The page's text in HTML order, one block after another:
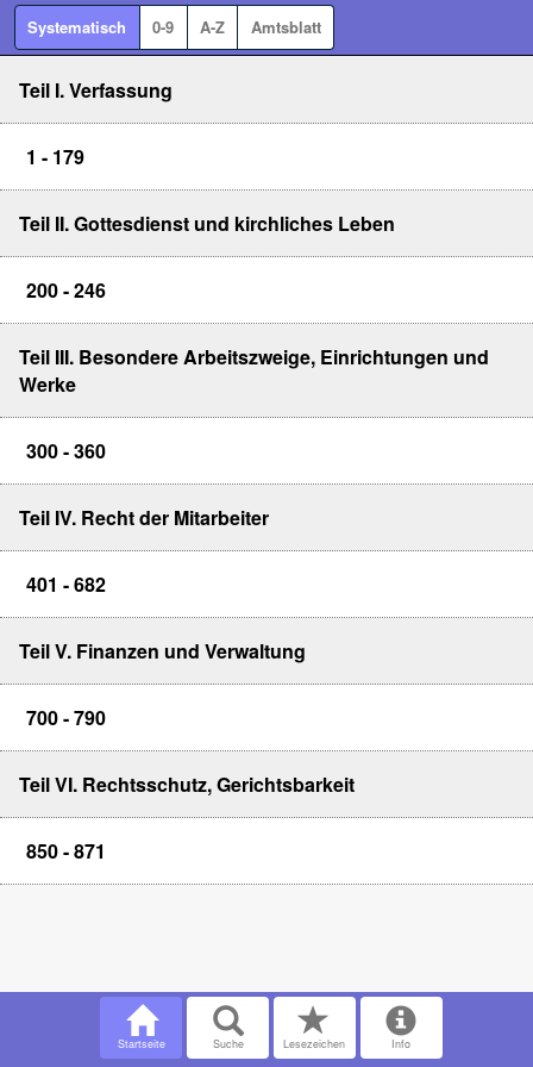
Systematisch 0-9 A-Z Amtsblatt
Teil I. Verfassung
1 - 179
Teil II. Gottesdienst und kirchliches Leben
200 - 246
Teil III. Besondere Arbeitszweige, Einrichtungen und
Werke
300 - 360
Teil IV. Recht der Mitarbeiter
401 - 682
Teil V. Finanzen und Verwaltung
700 - 790
Teil VI. Rechtsschutz, Gerichtsbarkeit
850 - 871
Startseite Suche Lesezeichen Info